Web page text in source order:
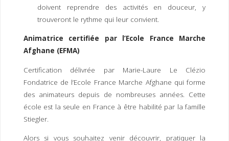
doivent reprendre des activités en douceur, y
trouveront le rythme qui leur convient.
Animatrice certifiée par l’Ecole France Marche
Afghane (EFMA)
Certification délivrée par Marie-Laure Le Clézio
Fondatrice de l’Ecole France Marche Afghane qui forme
des animateurs depuis de nombreuses années. Cette
école est la seule en France à être habilité par la famille
Stiegler.
Alors si vous souhaitez venir découvrir, pratiquer la